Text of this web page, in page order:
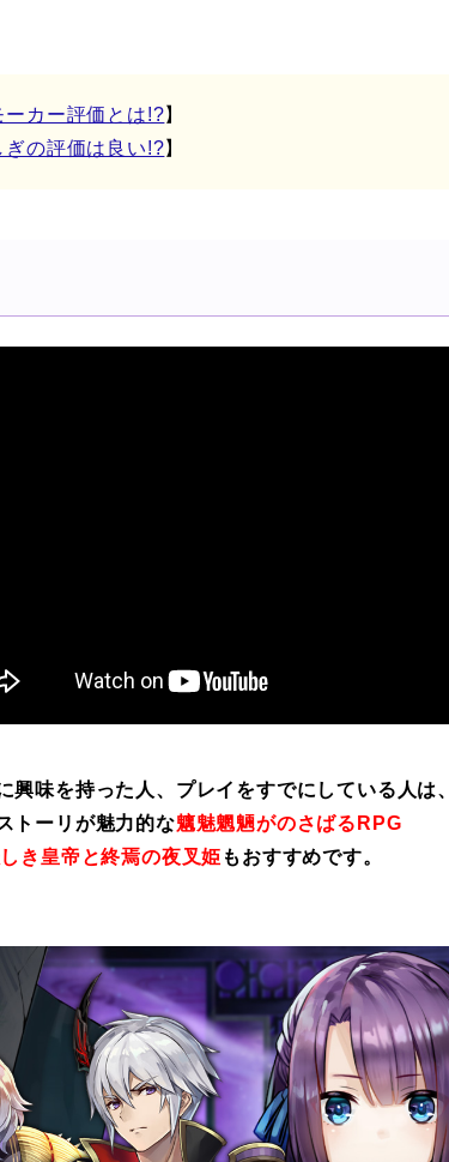
ーカー評価とは!?】
ぎの評価は良い!?】
興味を持った人、プレイをすでにしている人は、
トーリが魅力的な魑魅魍魎がのさばるRPG
き皇帝と終焉の夜叉姫 もおすすめです。